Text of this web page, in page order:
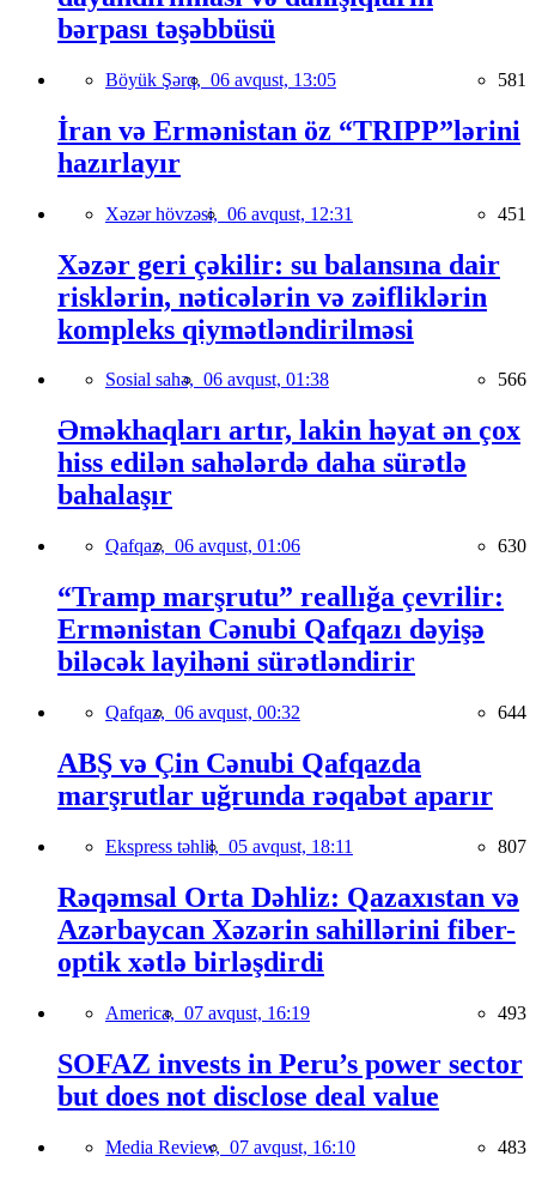
bərpası təşəbbüsü
Böyük Şərq, 06 avqust, 13:05 581
İran və Ermənistan öz “TRIPP”lərini
hazırlayır
Xəzər hövzəsi, 06 avqust, 12:31 451
Xəzər geri çəkilir: su balansına dair
risklərin, nəticələrin və zəifliklərin
kompleks qiymətləndirilməsi
Sosial sahə, 06 avqust, 01:38 566
Əməkhaqları artır, lakin həyat ən çox
hiss edilən sahələrdə daha sürətlə
bahalaşır
Qafqaz, 06 avqust, 01:06 630
“Tramp marşrutu” reallığa çevrilir:
Ermənistan Cənubi Qafqazı dəyişə
biləcək layihəni sürətləndirir
Qafqaz, 06 avqust, 00:32 644
ABŞ və Çin Cənubi Qafqazda
marşrutlar uğrunda rəqabət aparır
Ekspress təhlil, 05 avqust, 18:11 807
Rəqəmsal Orta Dəhliz: Qazaxıstan və
Azərbaycan Xəzərin sahillərini fiber-
optik xətlə birləşdirdi
America, 07 avqust, 16:19 493
SOFAZ invests in Peru’s power sector
but does not disclose deal value
Media Review, 07 avqust, 16:10 483